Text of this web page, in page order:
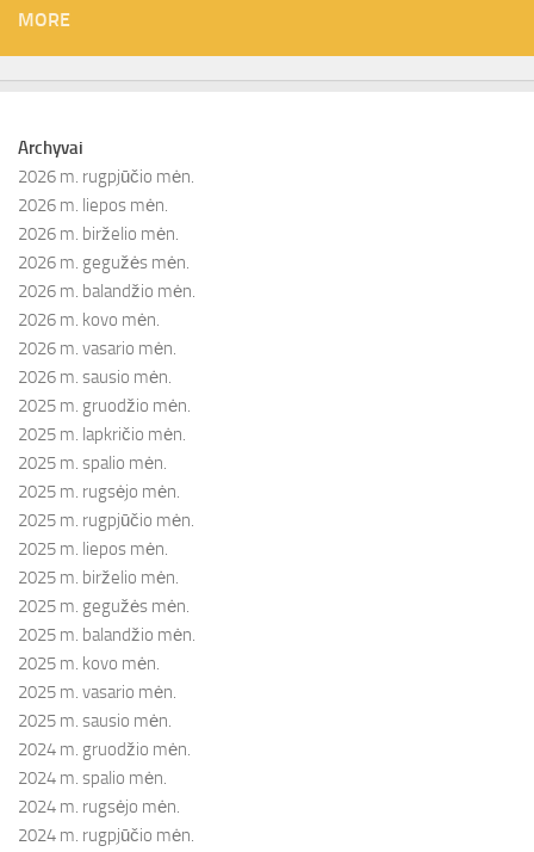
MORE
Archyvai
2026 m. rugpjūčio mėn.
2026 m. liepos mėn.
2026 m. birželio mėn.
2026 m. gegužės mėn.
2026 m. balandžio mėn.
2026 m. kovo mėn.
2026 m. vasario mėn.
2026 m. sausio mėn.
2025 m. gruodžio mėn.
2025 m. lapkričio mėn.
2025 m. spalio mėn.
2025 m. rugsėjo mėn.
2025 m. rugpjūčio mėn.
2025 m. liepos mėn.
2025 m. birželio mėn.
2025 m. gegužės mėn.
2025 m. balandžio mėn.
2025 m. kovo mėn.
2025 m. vasario mėn.
2025 m. sausio mėn.
2024 m. gruodžio mėn.
2024 m. spalio mėn.
2024 m. rugsėjo mėn.
2024 m. rugpjūčio mėn.